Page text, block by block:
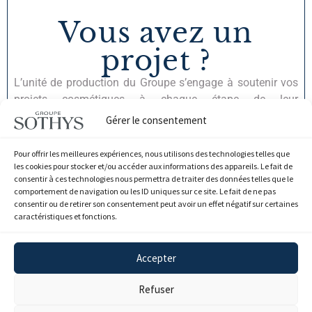
Gérer le consentement
Pour offrir les meilleures expériences, nous utilisons des technologies telles que
les cookies pour stocker et/ou accéder aux informations des appareils. Le fait de
consentir à ces technologies nous permettra de traiter des données telles que le
comportement de navigation ou les ID uniques sur ce site. Le fait de ne pas
consentir ou de retirer son consentement peut avoir un effet négatif sur certaines
caractéristiques et fonctions.
Accepter
Refuser
Vous avez un
projet ?
L’unité de production du Groupe s’engage à soutenir vos
projets cosmétiques à chaque étape de leur
développement. Grâce à des solutions sur mesure, nous
combinons expertise et efficacité pour répondre
précisément à vos attentes. Que ce soit pour
personnaliser vos produits, créer des formules uniques ou
industrialiser vos propres conceptions, nos offres sont
conçues pour donner vie à vos idées.
Politique de données